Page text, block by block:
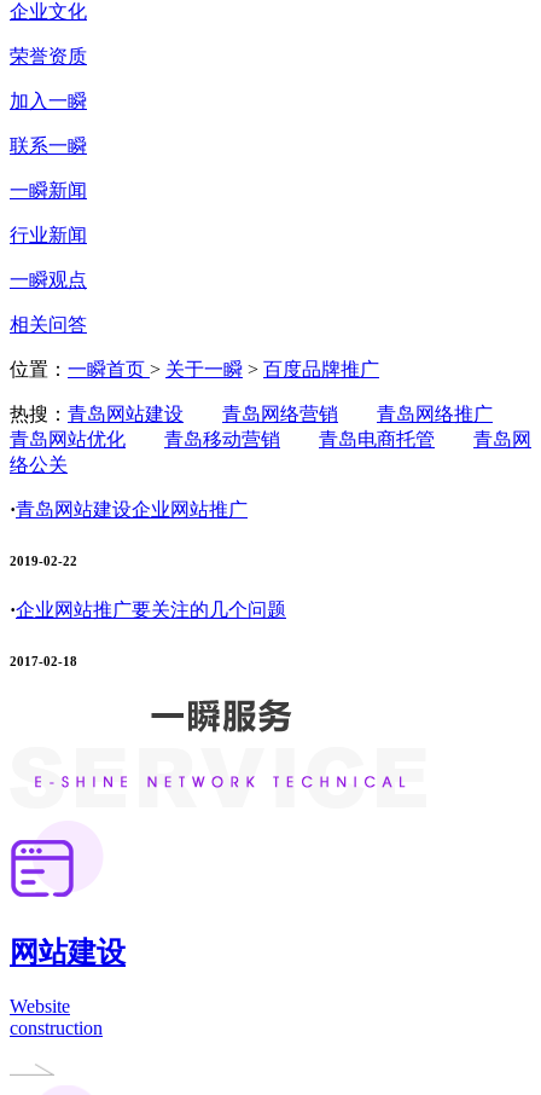
企业文化
荣誉资质
加入一瞬
联系一瞬
一瞬新闻
行业新闻
一瞬观点
相关问答
位置： 一瞬首页 > 关于一瞬 > 百度品牌推广
热搜： 青岛网站建设 青岛网络营销
青岛网络推广
青岛网站优化
青岛移动营销 青岛电商托管
青岛网
络公关
·青岛网站建设企业网站推广
2019-02-22
·企业网站推广要关注的几个问题
2017-02-18
网站建设
Website
construction